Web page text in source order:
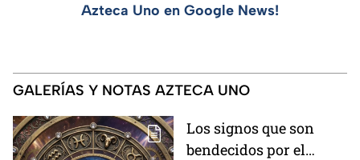
Azteca Uno en Google News!
GALERÍAS Y NOTAS AZTECA UNO
Los signos que son
bendecidos por el